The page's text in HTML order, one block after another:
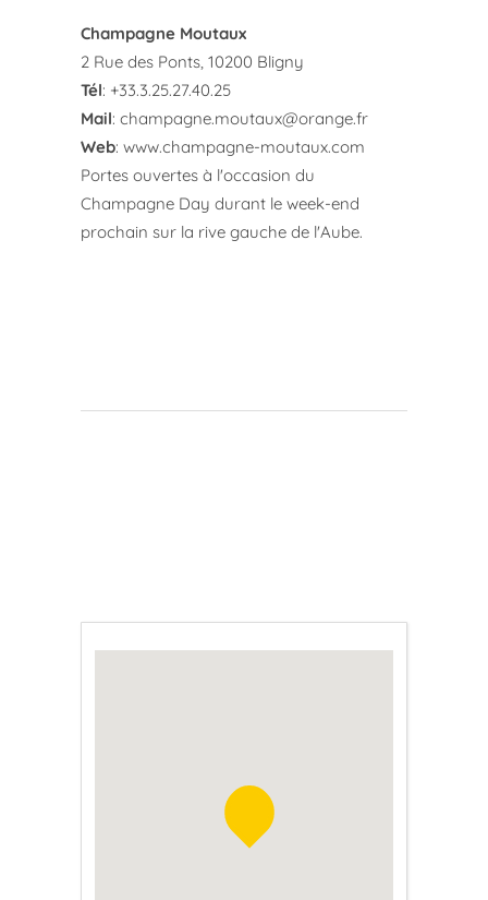
Champagne Moutaux
2 Rue des Ponts, 10200 Bligny
Tél: +33.3.25.27.40.25
Mail: champagne.moutaux@orange.fr
Web: www.champagne-moutaux.com
Portes ouvertes à l'occasion du
Champagne Day durant le week-end
prochain sur la rive gauche de l'Aube.